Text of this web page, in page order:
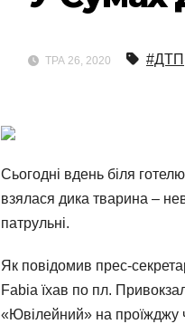
ТРА 26, 2020 #ДТП
Сьогодні вдень біля
взялася дика тварина –
патрульні.
Як повідомив прес-
Fabia їхав по пл.
«Ювілейний» на проїжджу